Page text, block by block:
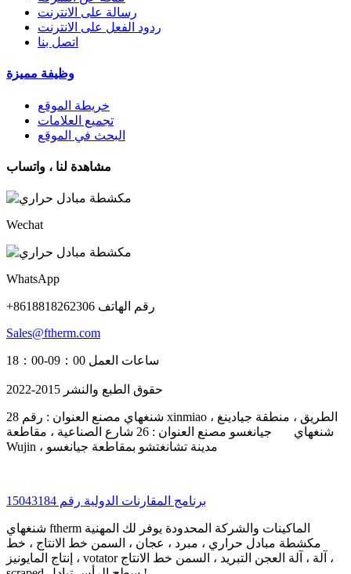
رسالة على الانترنت
ردود الفعل على الانترنت
اتصل بنا
وظيفة مميزة
خريطة الموقع
تجميع العلامات
البحث في الموقع
مشاهدة لنا ، واتساب
Wechat
WhatsApp
+8618818262306 رقم الهاتف
Sales@ftherm.com
ساعات العمل 09：00-18：00
حقوق الطبع والنشر 2015-2022
شنغهاي مصنع العنوان : رقم 28 xinmiao الطريق ، منطقة جيادينغ ،
شنغهاي جيانغسو مصنع العنوان : 26 شارع الصناعية ، مقاطعة
Wujin ، مدينة تشانغتشو بمقاطعة جيانغسو
برنامج المقارنات الدولية رقم 15043184
شنغهاي ftherm الماكينات والشركة المحدودة يوفر لك المهنية
مكشطة مبادل حراري ، مبرد ، عجان ، السمن خط الانتاج ، خط
إنتاج المايونيز ، votator آلة ، آلة العجن التبريد ، السمن خط الانتاج ،